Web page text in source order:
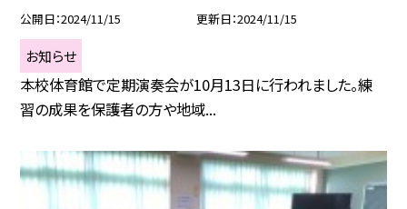
公開日 2024/11/15 更新日 2024/11/15
お知らせ
本校体育館で定期演奏会が10月13日に行われました。練
習の成果を保護者の方や地域...